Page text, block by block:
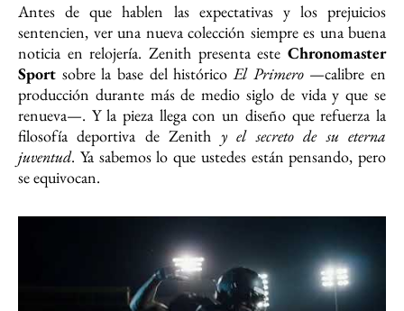
Antes de que hablen las expectativas y los prejuicios
sentencien, ver una nueva colección siempre es una buena
noticia en relojería. Zenith presenta este Chronomaster
Sport sobre la base del históricoEl Primero—calibre en
producción durante más de medio siglo de vida y que se
renueva—. Y la pieza llega con un diseño que refuerza la
filosofía deportiva de Zenith y el secreto de su eterna
juventud. Ya sabemos lo que ustedes están pensando, pero
se equivocan.